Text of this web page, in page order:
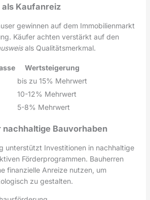
Kaufanreiz
gewinnen auf dem Immobilienmarkt
Käufer achten verstärkt auf den
als Qualitätsmerkmal.
Wertsteigerung
bis zu 15% Mehrwert
10-12% Mehrwert
5-8% Mehrwert
Bauvorhaben
unterstützt Investitionen in nachhaltige
Förderprogrammen. Bauherren
finanzielle Anreize nutzen, um
zu gestalten.